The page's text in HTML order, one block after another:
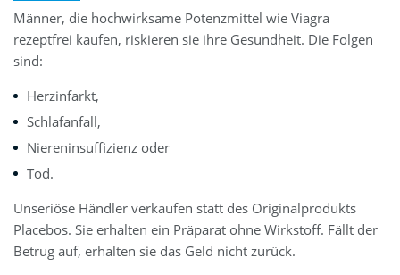
Männer, die hochwirksame Potenzmittel wie Viagra
rezeptfrei kaufen, riskieren sie ihre Gesundheit. Die Folgen
sind:
Herzinfarkt,
Schlafanfall,
Niereninsuffizienz oder
Tod.
Unseriöse Händler verkaufen statt des Originalprodukts
Placebos. Sie erhalten ein Präparat ohne Wirkstoff. Fällt der
Betrug auf, erhalten sie das Geld nicht zurück.